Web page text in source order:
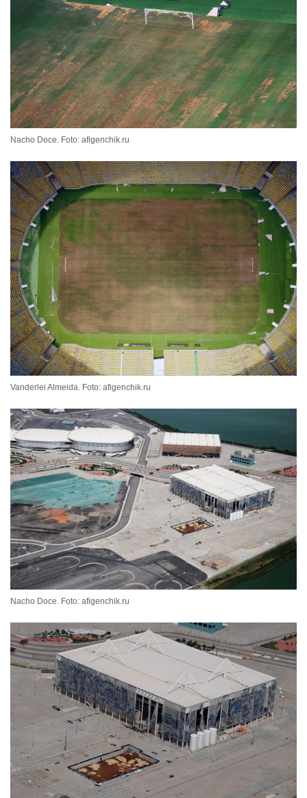
Nacho Doce. Foto: afigenchik.ru
Vanderlei Almeida. Foto: afigenchik.ru
Nacho Doce. Foto: afigenchik.ru